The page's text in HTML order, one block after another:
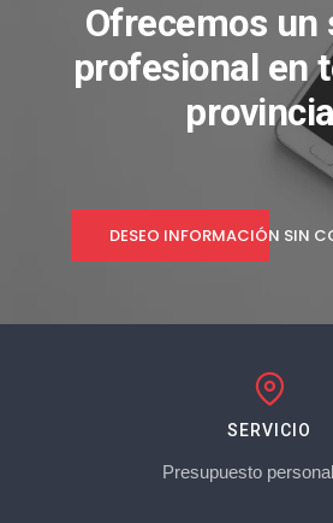
Ofrecemos un
profesional en
DESEO INFORMACIÓN SIN
SERVICIO
Presupuesto